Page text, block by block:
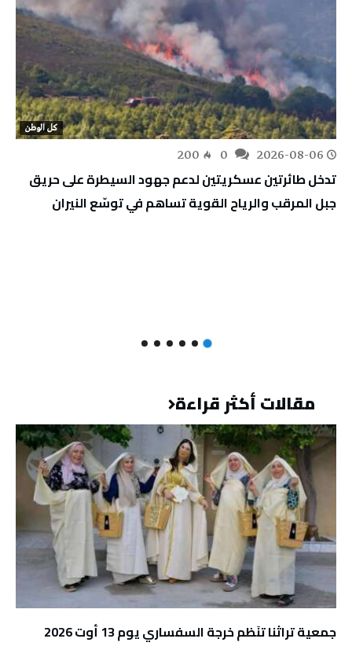
كل الوطن
2026-08-06
200
تدخل طائرتين عسكريتين لدعم جهود السيطرة على حريق
جبل المرقب والرياح القوية تساهم في توسّع النيران
مقالات أكثر قراءة
جمعية تراثنا تنَظم خرجة السفساري يوم 13 أوت 2026